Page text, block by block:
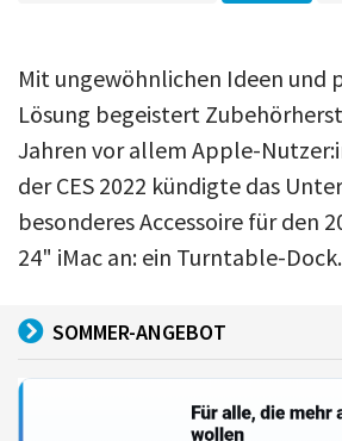
Mit ungewöhnlichen Ideen und
Lösung begeistert
Jahren vor allem Apple-
der CES 2022 kündigte das
besonderes Accessoire für den
24" iMac an: ein Turntable-Dock.
SOMMER-ANGEBOT